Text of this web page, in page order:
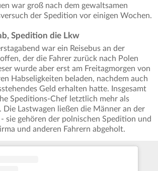
war groß nach dem gewaltsamen
der Spedition vor einigen Wochen.
Spedition die Lkw
war ein Reisebus an der
der die Fahrer zurück nach Polen
wurde aber erst am Freitagmorgen von
Habseligkeiten beladen, nachdem auch
Geld erhalten hatte. Insgesamt
Speditions-Chef letztlich mehr als
Die Lastwagen ließen die Männer an der
sie gehören der polnischen Spedition und
und anderen Fahrern abgeholt.